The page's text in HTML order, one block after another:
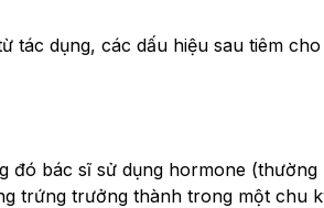
tác dụng, các dấu hiệu sau tiêm
bác sĩ sử dụng hormone (thường
trứng trưởng thành trong một chu